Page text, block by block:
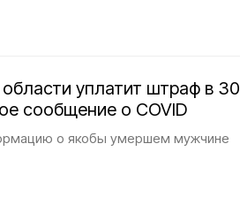
уплатит штраф в 30
сообщение о COVID
о якобы умершем мужчине